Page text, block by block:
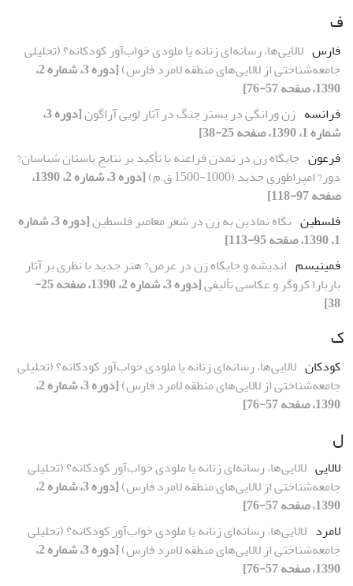
ف
فارس لالایی‌ها، رسانه‌ای زنانه یا ملودی خواب‌آور کودکانه؟ (تحلیلی
جامعه‌شناختی از لالایی‌های منطقه لامرد فارس)
[دوره 3، شماره 2،
1390، صفحه 57-76]
فرانسه زن ورانگی در بستر جنگ در آثار لویی آراگون
[دوره 3،
شماره 1، 1390، صفحه 25-38]
فرعون جایگاه زن در تمدن فراعنه با تأکید بر نتایج باستان شناسان?
دور? امپراطوری جدید (1000-1500 ق.م)
[دوره 3، شماره 2، 1390،
صفحه 97-118]
فلسطین نگاه نمادین به زن در شعر معاصر فلسطین
[دوره 3، شماره
1، 1390، صفحه 95-113]
فمینیسم اندیشه و جایگاه زن در عرص? هنر جدید با نظری بر آثار
باربارا کروگر و عکاسی تألیفی
[دوره 3، شماره 2، 1390، صفحه 25-
38]
ک
کودکان لالایی‌ها، رسانه‌ای زنانه یا ملودی خواب‌آور کودکانه؟ (تحلیلی
جامعه‌شناختی از لالایی‌های منطقه لامرد فارس)
[دوره 3، شماره 2،
1390، صفحه 57-76]
ل
لالایی لالایی‌ها، رسانه‌ای زنانه یا ملودی خواب‌آور کودکانه؟ (تحلیلی
جامعه‌شناختی از لالایی‌های منطقه لامرد فارس)
[دوره 3، شماره 2،
1390، صفحه 57-76]
لامرد لالایی‌ها، رسانه‌ای زنانه یا ملودی خواب‌آور کودکانه؟ (تحلیلی
جامعه‌شناختی از لالایی‌های منطقه لامرد فارس)
[دوره 3، شماره 2،
1390، صفحه 57-76]